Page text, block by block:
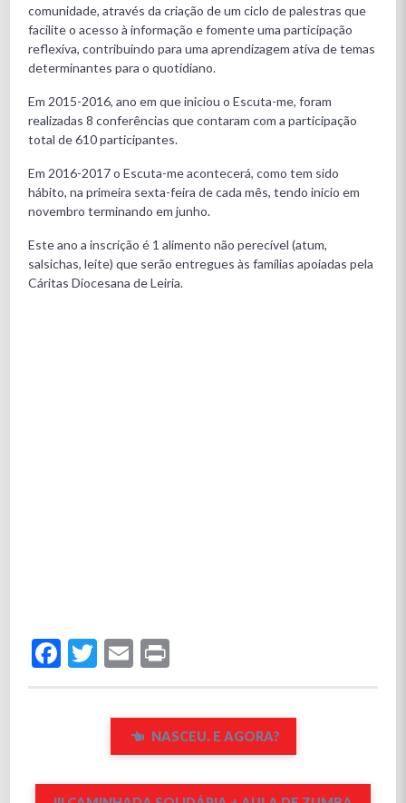
comunidade, através da criação de um ciclo de palestras que
facilite o acesso à informação e fomente uma participação
reflexiva, contribuindo para uma aprendizagem ativa de temas
determinantes para o quotidiano.
Em 2015-2016, ano em que iniciou o Escuta-me, foram
realizadas 8 conferências que contaram com a participação
total de 610 participantes.
Em 2016-2017 o Escuta-me acontecerá, como tem sido
hábito, na primeira sexta-feira de cada mês, tendo inicio em
novembro terminando em junho.
Este ano a inscrição é 1 alimento não perecível (atum,
salsichas, leite) que serão entregues às famílias apoiadas pela
Cáritas Diocesana de Leiria.
Facebook
Twitter
Email
NASCEU. E AGORA?